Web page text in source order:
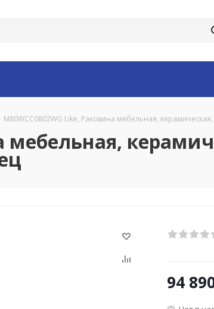
M80WCC0802WG Like, Раковина мебельная,
мебельная,
94